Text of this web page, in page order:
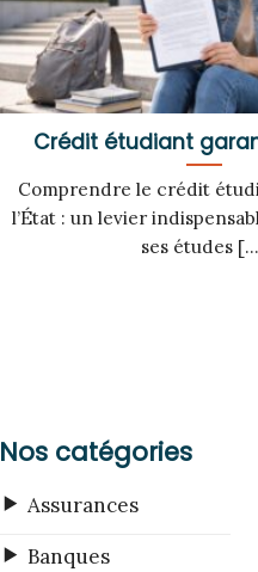
Crédit étudiant
Comprendre le crédit
l’État : un levier
ses études
Nos catégories
Assurances
Banques